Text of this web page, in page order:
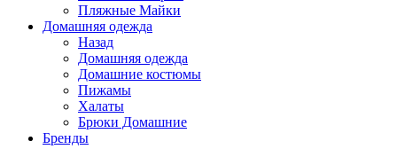
Пляжные Майки
Домашняя одежда
Назад
Домашняя одежда
Домашние костюмы
Пижамы
Халаты
Брюки Домашние
Бренды